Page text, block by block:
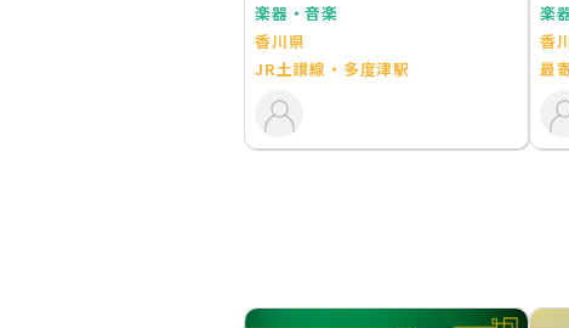
楽器・音楽
香川県
JR土讃線・多度津駅
楽
香
最